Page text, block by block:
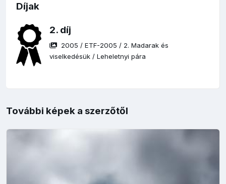
Díjak
2. díj
2005 /ETF-2005 / 2. Madarak és
viselkedésük /Leheletnyi pára
További képek a szerzőtől